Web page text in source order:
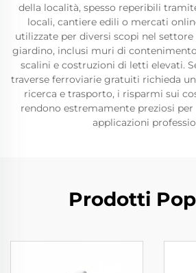
della località, spesso reperibili
locali, cantiere edili o mercati
utilizzate per diversi scopi nel
giardino, inclusi muri di
scalini e costruzioni di letti elevati.
traverse ferroviarie gratuiti richieda
ricerca e trasporto, i risparmi sui
rendono estremamente preziosi
applicazioni
Prodotti